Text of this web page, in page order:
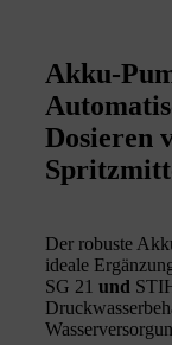
Akku-
Dosieren
Der robuste
ideale
SG 21 und